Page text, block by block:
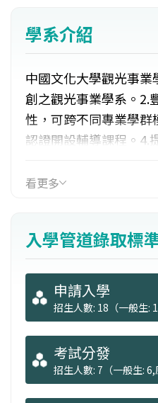
學系介紹
中國文化大學觀光事
創之觀光事業學系。2.
性，可跨不同專業學群
認證開設輔導課程。4.
團、中華航空、復興航
就業競爭資本。6.傑出
領域皆具傑出表現。
看更多
入學管道錄取標
申請入學
招生人數: 18（一般生:
考試分發
招生人數: 7（一般生: 6,